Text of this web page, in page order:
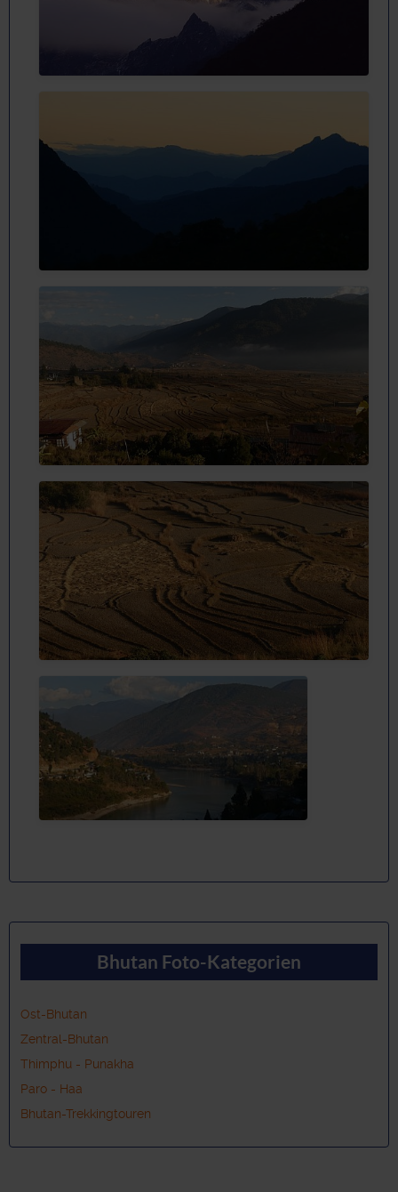
Bhutan Foto-Kategorien
Ost-Bhutan
Zentral-Bhutan
Thimphu - Punakha
Paro - Haa
Bhutan-Trekkingtouren